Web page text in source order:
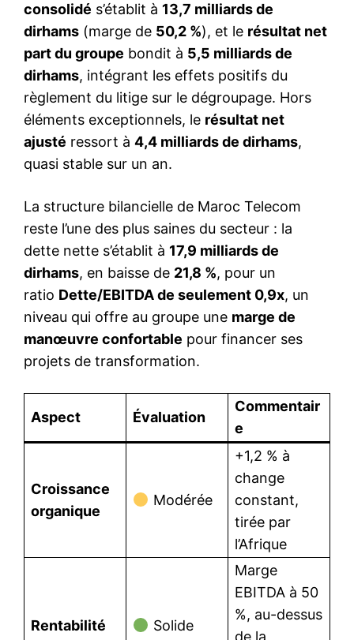
consolidé s’établit à 13,7 milliards de
dirhams (marge de 50,2 %), et le résultat net
part du groupe bondit à 5,5 milliards de
dirhams, intégrant les effets positifs du
règlement du litige sur le dégroupage. Hors
éléments exceptionnels, le résultat net
ajusté ressort à 4,4 milliards de dirhams,
quasi stable sur un an.
La structure bilancielle de Maroc Telecom
reste l’une des plus saines du secteur : la
dette nette s’établit à 17,9 milliards de
dirhams, en baisse de 21,8 %, pour un
ratio Dette/EBITDA de seulement 0,9x, un
niveau qui offre au groupe une marge de
manœuvre confortable pour financer ses
projets de transformation.
Aspect Évaluation
Commentair
e
Croissance
organique
Modérée
+1,2 % à
change
constant,
tirée par
l’Afrique
Rentabilité Solide
Marge
EBITDA à 50
%, au-dessus
de la